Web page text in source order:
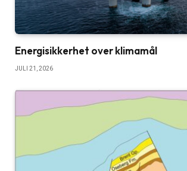
Energisikkerhet over klimamål
JULI 21, 2026